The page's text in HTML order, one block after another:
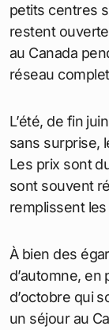
petits centres
restent
au Canada
réseau
L’été, de fin
sans surprise,
Les prix sont
sont souvent
remplissent
À bien des
d’automne,
d’octobre qui
un séjour au